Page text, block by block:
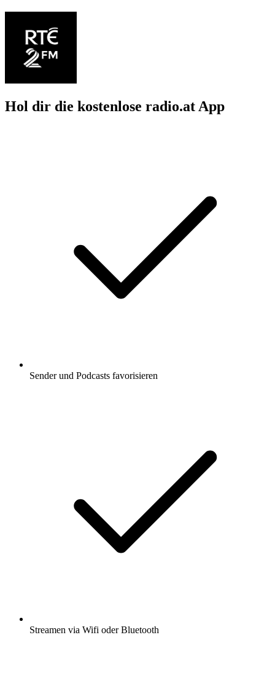
Hol dir die kostenlose radio.at App
Sender und Podcasts favorisieren
Streamen via Wifi oder Bluetooth